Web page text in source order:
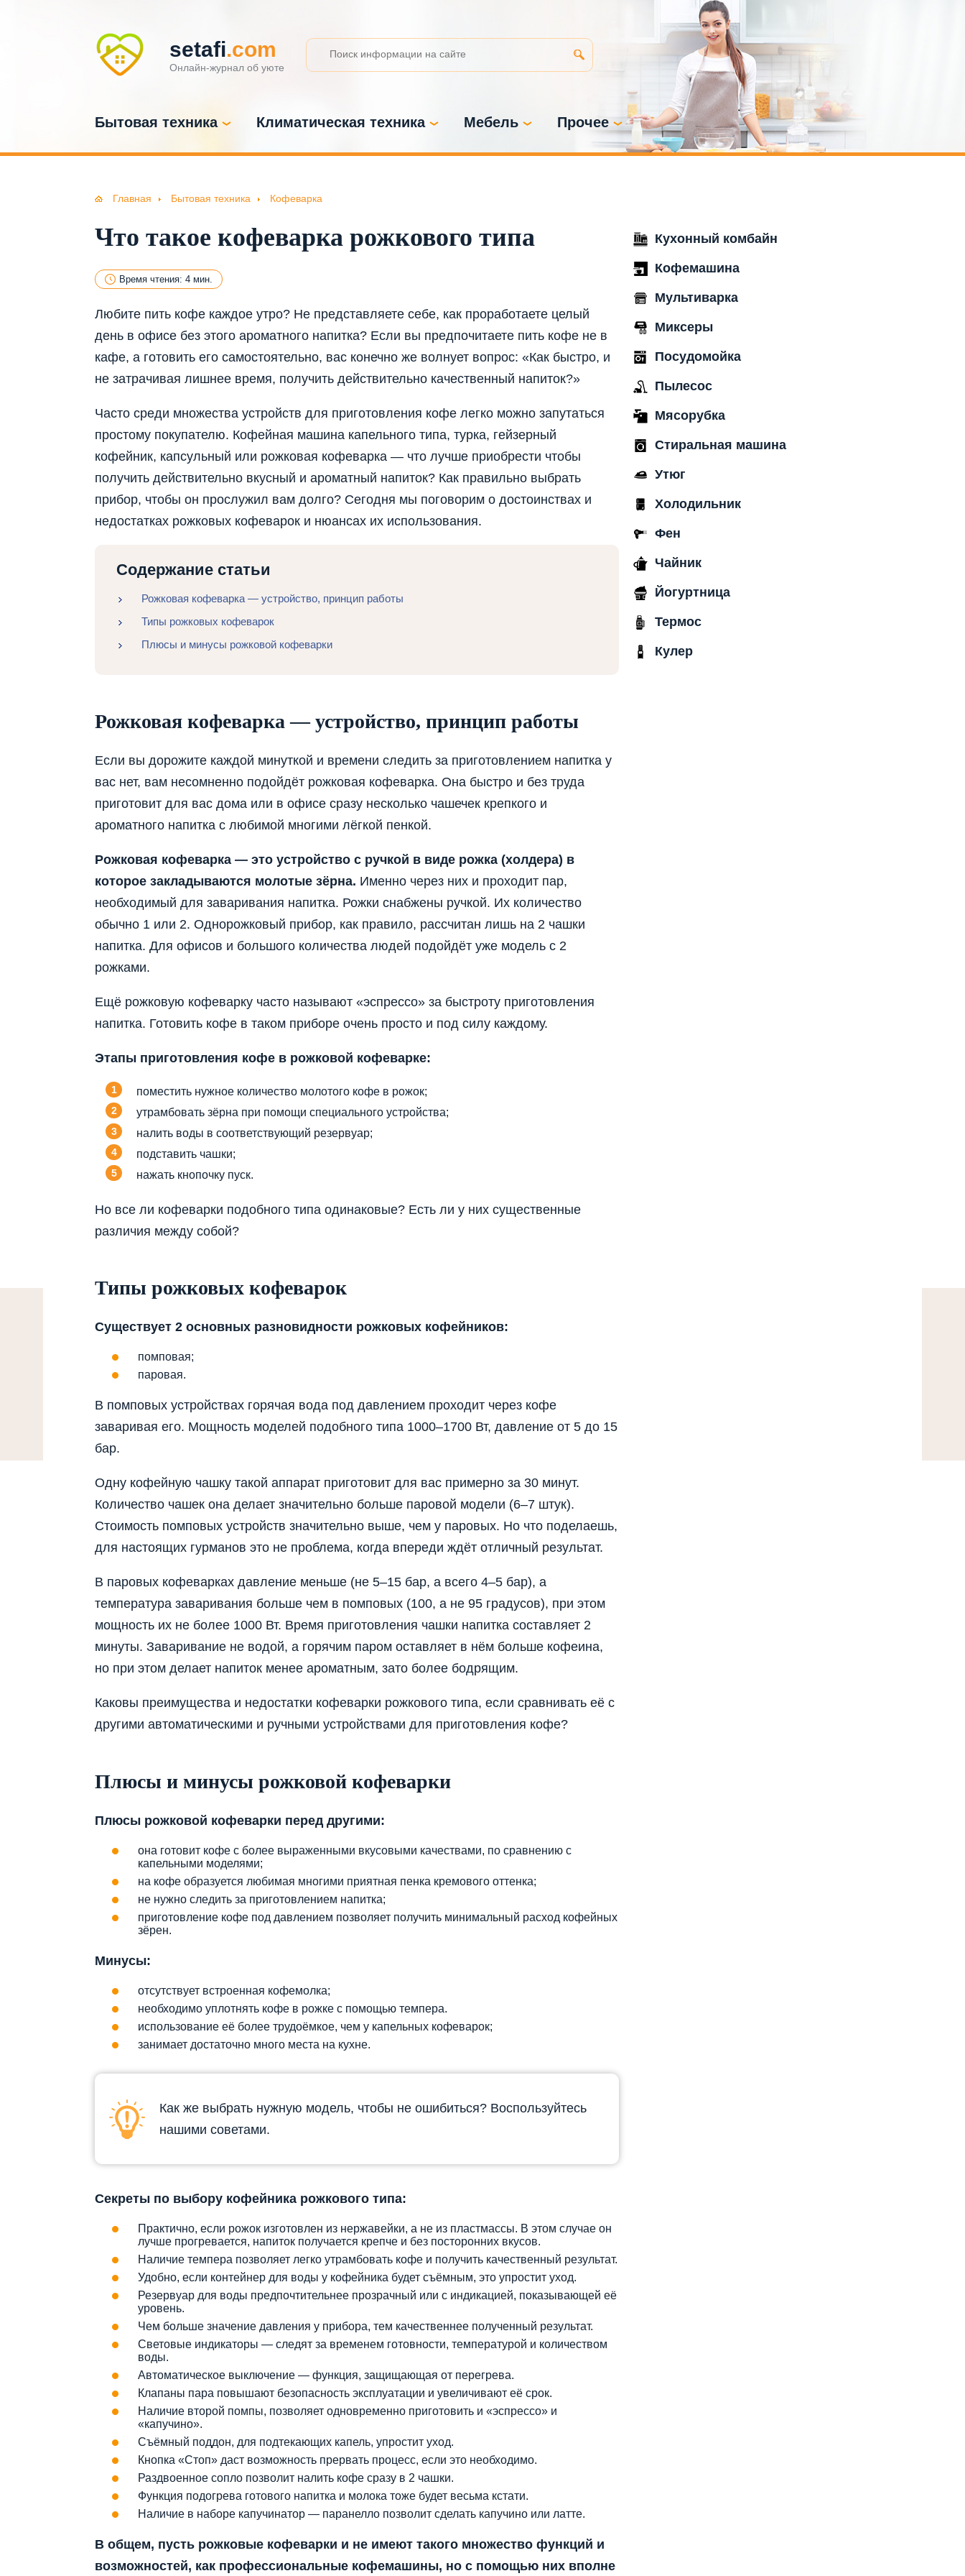
setafi.com
Онлайн-журнал об уюте
Бытовая техника Климатическая техника Мебель Прочее
Главная Бытовая техника Кофеварка
Что такое кофеварка рожкового типа
Время чтения: 4 мин.
Любите пить кофе каждое утро? Не представляете себе, как проработаете целый
день в офисе без этого ароматного напитка? Если вы предпочитаете пить кофе не в
кафе, а готовить его самостоятельно, вас конечно же волнует вопрос: «Как быстро, и
не затрачивая лишнее время, получить действительно качественный напиток?»
Часто среди множества устройств для приготовления кофе легко можно запутаться
простому покупателю. Кофейная машина капельного типа, турка, гейзерный
кофейник, капсульный или рожковая кофеварка — что лучше приобрести чтобы
получить действительно вкусный и ароматный напиток? Как правильно выбрать
прибор, чтобы он прослужил вам долго? Сегодня мы поговорим о достоинствах и
недостатках рожковых кофеварок и нюансах их использования.
Содержание статьи
Рожковая кофеварка — устройство, принцип работы
Типы рожковых кофеварок
Плюсы и минусы рожковой кофеварки
Рожковая кофеварка — устройство, принцип работы
Если вы дорожите каждой минуткой и времени следить за приготовлением напитка у
вас нет, вам несомненно подойдёт рожковая кофеварка. Она быстро и без труда
приготовит для вас дома или в офисе сразу несколько чашечек крепкого и
ароматного напитка с любимой многими лёгкой пенкой.
Рожковая кофеварка — это устройство с ручкой в виде рожка (холдера) в
которое закладываются молотые зёрна. Именно через них и проходит пар,
необходимый для заваривания напитка. Рожки снабжены ручкой. Их количество
обычно 1 или 2. Однорожковый прибор, как правило, рассчитан лишь на 2 чашки
напитка. Для офисов и большого количества людей подойдёт уже модель с 2
рожками.
Ещё рожковую кофеварку часто называют «эспрессо» за быстроту приготовления
напитка. Готовить кофе в таком приборе очень просто и под силу каждому.
Этапы приготовления кофе в рожковой кофеварке:
поместить нужное количество молотого кофе в рожок;
утрамбовать зёрна при помощи специального устройства;
налить воды в соответствующий резервуар;
подставить чашки;
нажать кнопочку пуск.
Но все ли кофеварки подобного типа одинаковые? Есть ли у них существенные
различия между собой?
Типы рожковых кофеварок
Существует 2 основных разновидности рожковых кофейников:
помповая;
паровая.
В помповых устройствах горячая вода под давлением проходит через кофе
заваривая его. Мощность моделей подобного типа 1000–1700 Вт, давление от 5 до 15
бар.
Одну кофейную чашку такой аппарат приготовит для вас примерно за 30 минут.
Количество чашек она делает значительно больше паровой модели (6–7 штук).
Стоимость помповых устройств значительно выше, чем у паровых. Но что поделаешь,
для настоящих гурманов это не проблема, когда впереди ждёт отличный результат.
В паровых кофеварках давление меньше (не 5–15 бар, а всего 4–5 бар), а
температура заваривания больше чем в помповых (100, а не 95 градусов), при этом
мощность их не более 1000 Вт. Время приготовления чашки напитка составляет 2
минуты. Заваривание не водой, а горячим паром оставляет в нём больше кофеина,
но при этом делает напиток менее ароматным, зато более бодрящим.
Каковы преимущества и недостатки кофеварки рожкового типа, если сравнивать её с
другими автоматическими и ручными устройствами для приготовления кофе?
Плюсы и минусы рожковой кофеварки
Плюсы рожковой кофеварки перед другими:
она готовит кофе с более выраженными вкусовыми качествами, по сравнению с
капельными моделями;
на кофе образуется любимая многими приятная пенка кремового оттенка;
не нужно следить за приготовлением напитка;
приготовление кофе под давлением позволяет получить минимальный расход кофейных
зёрен.
Минусы:
отсутствует встроенная кофемолка;
необходимо уплотнять кофе в рожке с помощью темпера.
использование её более трудоёмкое, чем у капельных кофеварок;
занимает достаточно много места на кухне.
Как же выбрать нужную модель, чтобы не ошибиться? Воспользуйтесь
нашими советами.
Секреты по выбору кофейника рожкового типа:
Практично, если рожок изготовлен из нержавейки, а не из пластмассы. В этом случае он
лучше прогревается, напиток получается крепче и без посторонних вкусов.
Наличие темпера позволяет легко утрамбовать кофе и получить качественный результат.
Удобно, если контейнер для воды у кофейника будет съёмным, это упростит уход.
Резервуар для воды предпочтительнее прозрачный или с индикацией, показывающей её
уровень.
Чем больше значение давления у прибора, тем качественнее полученный результат.
Световые индикаторы — следят за временем готовности, температурой и количеством
воды.
Автоматическое выключение — функция, защищающая от перегрева.
Клапаны пара повышают безопасность эксплуатации и увеличивают её срок.
Наличие второй помпы, позволяет одновременно приготовить и «эспрессо» и
«капучино».
Съёмный поддон, для подтекающих капель, упростит уход.
Кнопка «Стоп» даст возможность прервать процесс, если это необходимо.
Раздвоенное сопло позволит налить кофе сразу в 2 чашки.
Функция подогрева готового напитка и молока тоже будет весьма кстати.
Наличие в наборе капучинатор — паранелло позволит сделать капучино или латте.
В общем, пусть рожковые кофеварки и не имеют такого множество функций и
возможностей, как профессиональные кофемашины, но с помощью них вполне
Кухонный комбайн
Кофемашина
Мультиварка
Миксеры
Посудомойка
Пылесос
Мясорубка
Стиральная машина
Утюг
Холодильник
Фен
Чайник
Йогуртница
Термос
Кулер